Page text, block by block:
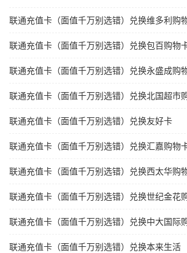
联通充值卡（面值千万别选错）兑换维多利购
联通充值卡（面值千万别选错）兑换包百购物
联通充值卡（面值千万别选错）兑换永盛成购
联通充值卡（面值千万别选错）兑换北国超市
联通充值卡（面值千万别选错）兑换友好卡
联通充值卡（面值千万别选错）兑换汇嘉购物
联通充值卡（面值千万别选错）兑换西太华购
联通充值卡（面值千万别选错）兑换世纪金花
联通充值卡（面值千万别选错）兑换中大国际
联通充值卡（面值千万别选错）兑换本来生活